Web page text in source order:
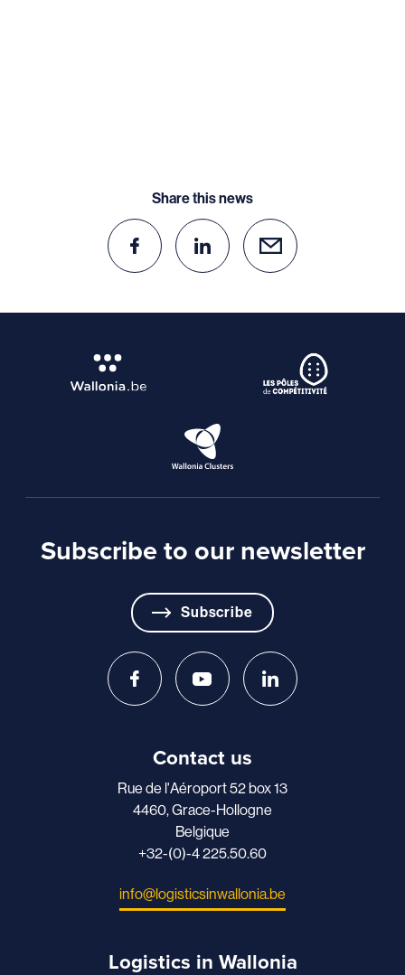
Share this news
Subscribe to our newsletter
Subscribe
Contact us
Rue de l'Aéroport 52 box 13
4460, Grace-Hollogne
Belgique
+32-(0)-4 225.50.60
info@logisticsinwallonia.be
Logistics in Wallonia